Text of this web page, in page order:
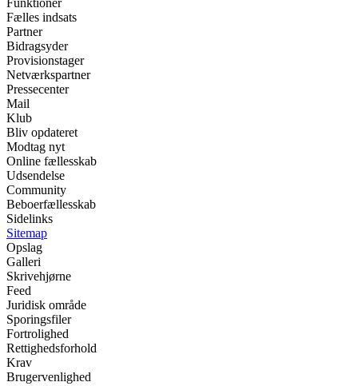
Fælles indsats
Partner
Bidragsyder
Provisionstager
Netværkspartner
Pressecenter
Mail
Klub
Bliv opdateret
Modtag nyt
Online fællesskab
Udsendelse
Community
Beboerfællesskab
Sidelinks
Sitemap
Opslag
Galleri
Skrivehjørne
Feed
Juridisk område
Sporingsfiler
Fortrolighed
Rettighedsforhold
Krav
Brugervenlighed